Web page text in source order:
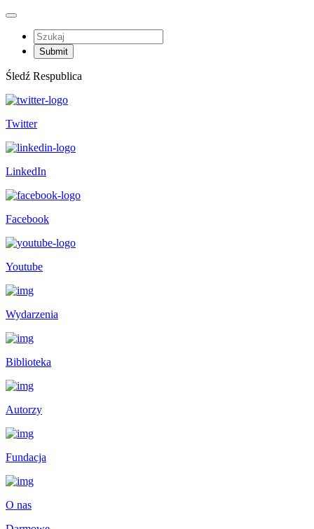
Śledź Respublica
Twitter
LinkedIn
Facebook
Youtube
Wydarzenia
Biblioteka
Autorzy
Fundacja
O nas